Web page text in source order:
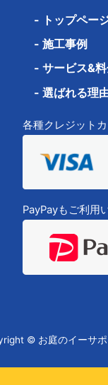
- トップペー
-施工事例
-サービス&
-選ばれる理
各種クレジット
PayPayもご利用
© お庭のイーサ